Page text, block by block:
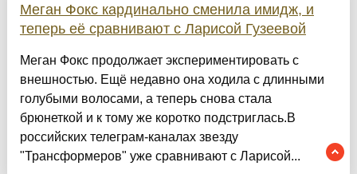
Меган Фокс кардинально сменила имидж, и
теперь её сравнивают с Ларисой Гузеевой
Меган Фокс продолжает экспериментировать с
внешностью. Ещё недавно она ходила с длинными
голубыми волосами, а теперь снова стала
брюнеткой и к тому же коротко подстриглась.В
российских телеграм-каналах звезду
"Трансформеров" уже сравнивают с Ларисой...